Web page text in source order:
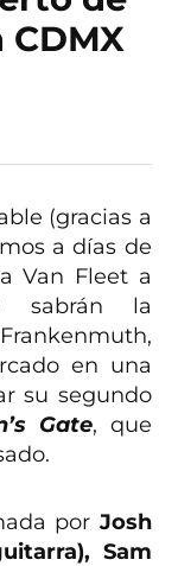
CDMX
(gracias a
a días de
Van Fleet a
sabrán la
en una
su segundo
Gate, que
por Josh
Sam